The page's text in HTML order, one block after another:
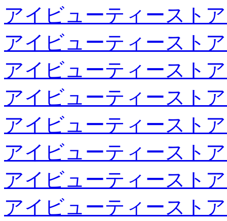
アイビューティースト
アイビューティースト
アイビューティースト
アイビューティースト
アイビューティースト
アイビューティースト
アイビューティースト
アイビューティースト